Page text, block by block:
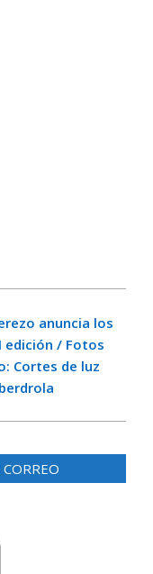
anuncia los
edición / Fotos
Cortes de luz